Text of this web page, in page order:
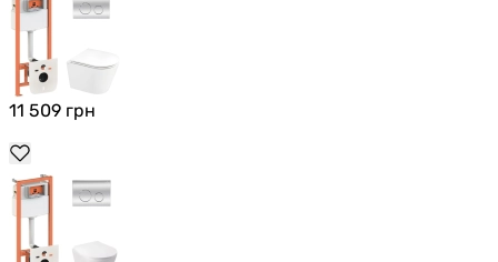
11 509 грн